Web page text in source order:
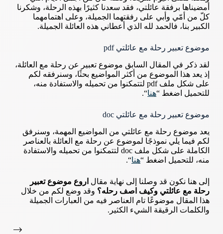
أمضيناها برفقة عائلتي، فقد سعدنا كثيرًا بهذه الرحلة، وشكرنا
كلّ من أمّي وأبي على رفقتهما الجميلة، وعلى اهتمامهما
الكبير بنا، فالحمد لله الذي أعطاني هذه العائلة الجميلة.
موضوع تعبير رحلة مع عائلتي pdf
لقد ذكر في المقال السابق موضوع تعبير عن رحلة مع العائلة،
إذ يعد هذا الموضوع من أكثر المواضيع بحثًا، وسنرفقه لكم
على شكل ملف pdf لتتمكنوا من تحميله والاستفادة منه،
للتحميل اضغط “هنا“.
موضوع تعبير رحلة مع عائلتي doc
يعد موضوع رحلة مع عائلتي من المواضيع المهمة، وسنرفق
لكم فيما يلي نموذجًا لموضوع عن رحلة مع العائلة بالعناصر
الكاملة على شكل ملف doc لتتمكنوا من تحميله والاستفادة
منه، للتحميل اضغط “هنا“.
إلى هنا نكون قد وصلنا إلى نهاية مقال اروع موضوع تعبير
رحلة مع عائلتي وكيف اصف رحله؟ وقد وضع لكم من خلال
هذا المقال موضوعًا تام العناصر فيه من العبارات الجميلة
والكلمات الرقيقة الشيء الكثير.